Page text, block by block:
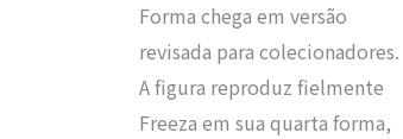
Forma chega em versão
revisada para colecionadores.
A figura reproduz fielmente
Freeza em sua quarta forma,